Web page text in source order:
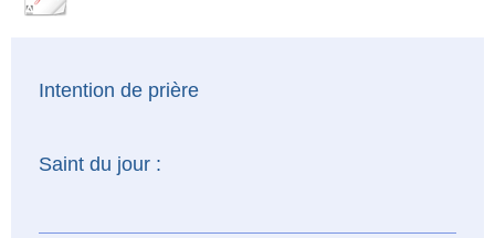
Intention de prière
Saint du jour :